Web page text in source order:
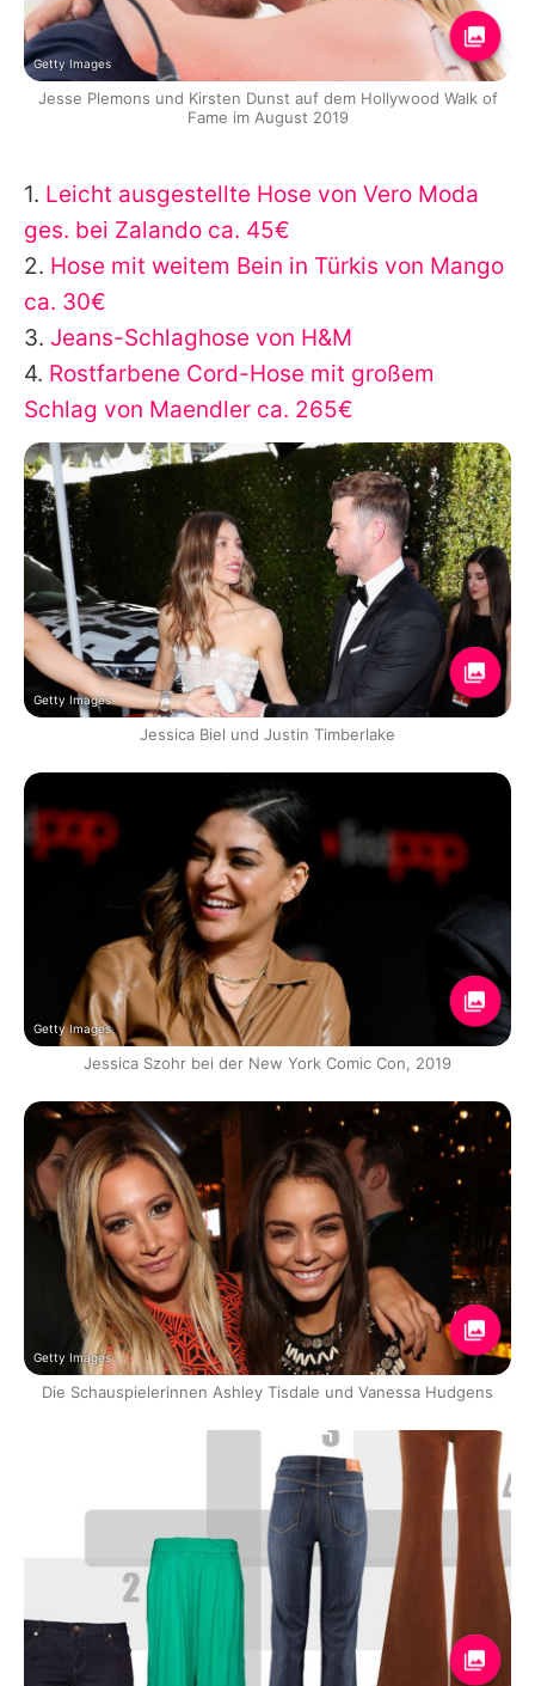
1. Leicht ausgestellte Hose von Vero Moda
ges. bei Zalando ca. 45€
2. Hose mit weitem Bein in Türkis von Mango
ca. 30€
3. Jeans-Schlaghose von H&M
4. Rostfarbene Cord-Hose mit großem
Schlag von Maendler ca. 265€
Getty Images
Jesse Plemons und Kirsten Dunst auf dem Hollywood Walk of
Fame im August 2019
Getty Images
Jessica Biel und Justin Timberlake
Getty Images
Jessica Szohr bei der New York Comic Con, 2019
Getty Images
Die Schauspielerinnen Ashley Tisdale und Vanessa Hudgens